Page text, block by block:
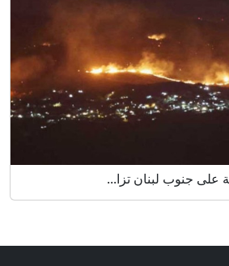
على جنوب لبنان تزا...